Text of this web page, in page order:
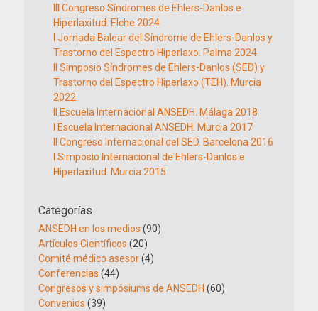
III Congreso Síndromes de Ehlers-Danlos e
Hiperlaxitud. Elche 2024
I Jornada Balear del Síndrome de Ehlers-Danlos y
Trastorno del Espectro Hiperlaxo. Palma 2024
II Simposio Síndromes de Ehlers-Danlos (SED) y
Trastorno del Espectro Hiperlaxo (TEH). Murcia
2022
II Escuela Internacional ANSEDH. Málaga 2018
I Escuela Internacional ANSEDH. Murcia 2017
II Congreso Internacional del SED. Barcelona 2016
I Simposio Internacional de Ehlers-Danlos e
Hiperlaxitud. Murcia 2015
Categorías
ANSEDH en los medios (90)
Artículos Científicos (20)
Comité médico asesor(4)
Conferencias (44)
Congresos y simpósiums de ANSEDH (60)
Convenios (39)